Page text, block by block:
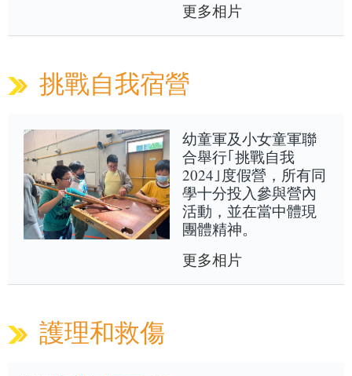
更多相片
挑戰自我宿營
幼童軍及小女童軍聯
合舉行｢挑戰自我
2024｣度假營，所有同
學十分投入參與營內
活動，並在當中體現
團體精神。
更多相片
護理和救傷